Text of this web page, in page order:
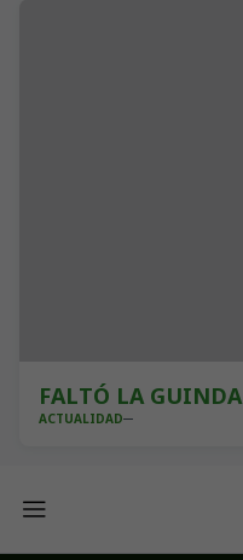
FALTÓ LA GUINDA
ACTUALIDAD